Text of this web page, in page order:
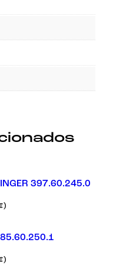
397.60.245.0
)
)